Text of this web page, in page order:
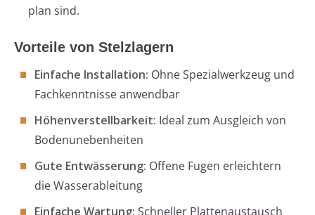
plan sind.
Vorteile von Stelzlagern
Einfache Installation: Ohne Spezialwerkzeug und
Fachkenntnisse anwendbar
Höhenverstellbarkeit: Ideal zum Ausgleich von
Bodenunebenheiten
Gute Entwässerung: Offene Fugen erleichtern
die Wasserableitung
Einfache Wartung: Schneller Plattenaustausch